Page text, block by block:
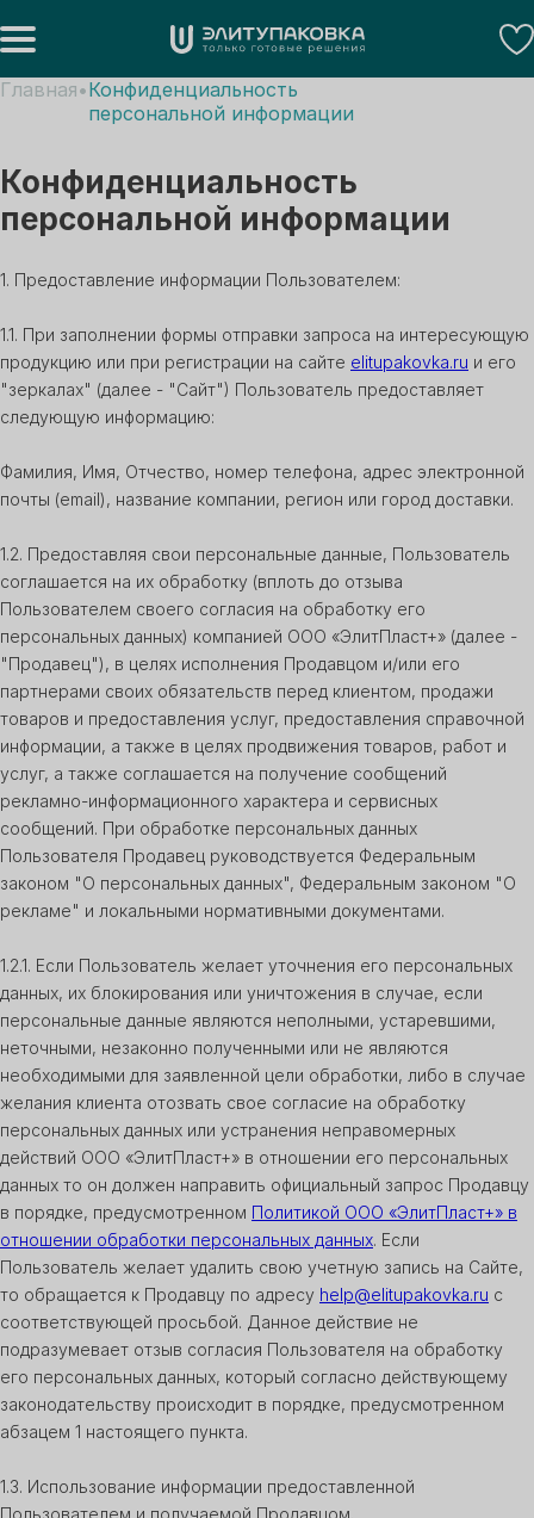
Главная Конфиденциальность
персональной информации
Конфиденциальность
персональной информации
1. Предоставление информации Пользователем:
1.1. При заполнении формы отправки запроса на интересующую
продукцию или при регистрации на сайте elitupakovka.ru и его
"зеркалах" (далее - "Сайт") Пользователь предоставляет
следующую информацию:
Фамилия, Имя, Отчество, номер телефона, адрес электронной
почты (email), название компании, регион или город доставки.
1.2. Предоставляя свои персональные данные, Пользователь
соглашается на их обработку (вплоть до отзыва
Пользователем своего согласия на обработку его
персональных данных) компанией ООО «ЭлитПласт+» (далее -
"Продавец"), в целях исполнения Продавцом и/или его
партнерами своих обязательств перед клиентом, продажи
товаров и предоставления услуг, предоставления справочной
информации, а также в целях продвижения товаров, работ и
услуг, а также соглашается на получение сообщений
рекламно-информационного характера и сервисных
сообщений. При обработке персональных данных
Пользователя Продавец руководствуется Федеральным
законом "О персональных данных", Федеральным законом "О
рекламе" и локальными нормативными документами.
1.2.1. Если Пользователь желает уточнения его персональных
данных, их блокирования или уничтожения в случае, если
персональные данные являются неполными, устаревшими,
неточными, незаконно полученными или не являются
необходимыми для заявленной цели обработки, либо в случае
желания клиента отозвать свое согласие на обработку
персональных данных или устранения неправомерных
действий ООО «ЭлитПласт+» в отношении его персональных
данных то он должен направить официальный запрос Продавцу
в порядке, предусмотренном Политикой ООО «ЭлитПласт+» в
отношении обработки персональных данных. Если
Пользователь желает удалить свою учетную запись на Сайте,
то обращается к Продавцу по адресу help@elitupakovka.ru с
соответствующей просьбой. Данное действие не
подразумевает отзыв согласия Пользователя на обработку
его персональных данных, который согласно действующему
законодательству происходит в порядке, предусмотренном
абзацем 1 настоящего пункта.
1.3. Использование информации предоставленной
Пользователем и получаемой Продавцом.